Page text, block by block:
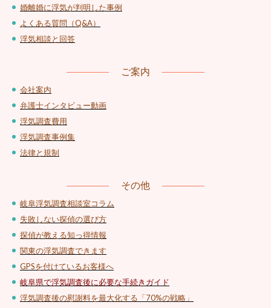
婚離婚に浮気が判明した事例
よくある質問（Q&A）
浮気相談と回答
ご案内
会社案内
弁護士インタビュー動画
浮気調査費用
浮気調査事例集
法律と規制
その他
岐阜浮気調査相談室コラム
失敗しない探偵の選び方
探偵が教える知っ得情報
関東の浮気調査できます
GPSを付けているお客様へ
岐阜県で浮気調査後に必要な手続きガイド
浮気調査後の慰謝料を最大化する「70%の戦略」